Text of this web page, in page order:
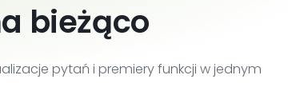
bieżąco
pytań i premiery funkcji w jednym